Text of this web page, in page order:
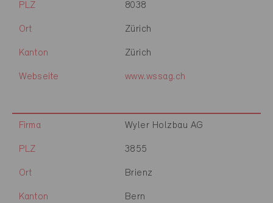
PLZ 8038
Ort Zürich
Kanton Zürich
Webseite www.wssag.ch
Firma Wyler Holzbau AG
PLZ 3855
Ort Brienz
Kanton Bern